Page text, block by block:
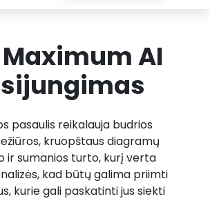
Maximum AI
pasaulis reikalauja budrios
kruopštaus diagramų
ir sumanios turto, kurį verta
kad būtų galima priimti
kurie gali paskatinti jus siekti